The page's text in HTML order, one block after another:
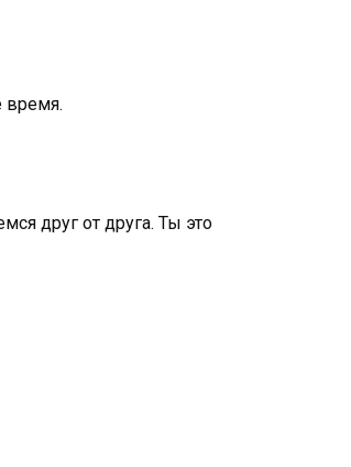
время.
друг от друга. Ты это